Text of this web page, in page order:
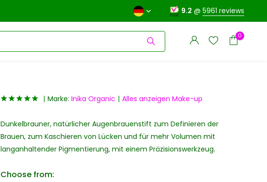
9.2 @ 5961 reviews
Benutzerkonto
anlegen
Benutzerkonto
anlegen
0
Marke: Inika Organic Alles anzeigen Make-up
Dunkelbrauner, natürlicher Augenbrauenstift zum Definieren der
Brauen, zum Kaschieren von Lücken und für mehr Volumen mit
langanhaltender Pigmentierung, mit einem Präzisionswerkzeug.
Choose from: